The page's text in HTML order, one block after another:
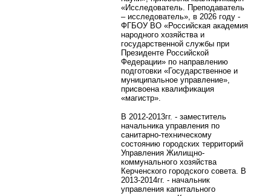
«Исследователь. Преподаватель
– исследователь», в 2026 году -
ФГБОУ ВО «Российская академия
народного хозяйства и
государственной службы при
Президенте Российской
Федерации» по направлению
подготовки «Государственное и
муниципальное управление»,
присвоена квалификация
«магистр».
В 2012-2013гг. - заместитель
начальника управления по
санитарно-техническому
состоянию городских территорий
Управления Жилищно-
коммунального хозяйства
Керченского городского совета. В
2013-2014гг. - начальник
управления капитального